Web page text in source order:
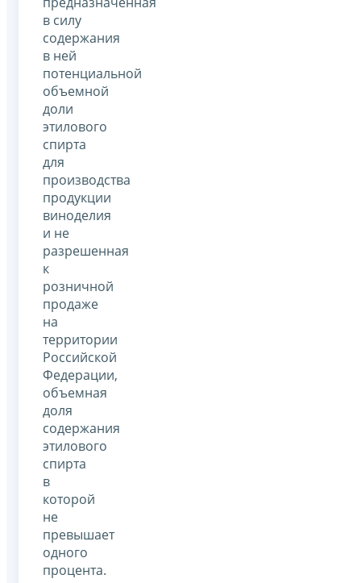
в силу
содержания
в ней
потенциальной
объемной
доли
этилового
спирта
для
производства
продукции
виноделия
и не
разрешенная
к
розничной
продаже
на
территории
Российской
Федерации,
объемная
доля
содержания
этилового
спирта
в
которой
не
превышает
одного
процента.